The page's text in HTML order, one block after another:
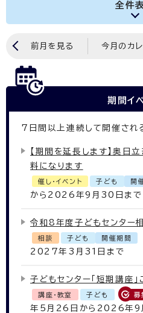
全件
前月を見る 今月のカ
期間イ
7 日間以上連続して開催され
【期間を延長します】奥日
料になります
催し・イベント 子ども 開
から2026年9月30日まで
令和8年度子どもセンター
相談 子ども 開催期間
2027年3月31日まで
子どもセンター「短期講座
講座・教室 子ども 募
年5月26日から2026年9